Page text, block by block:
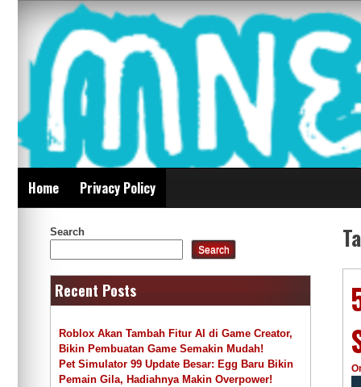
content
Mnepalghopa
Indonesia
Home Privacy Policy
Search
Search
Recent Posts
Roblox Akan Tambah Fitur AI di Game Creator,
Bikin Pembuatan Game Semakin Mudah!
Pet Simulator 99 Update Besar: Egg Baru Bikin
Pemain Gila, Hadiahnya Makin Overpower!